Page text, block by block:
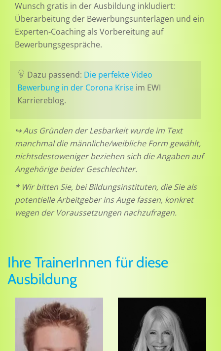
Wunsch gratis in der Ausbildung inkludiert:
Überarbeitung der Bewerbungsunterlagen und ein
Experten-Coaching als Vorbereitung auf
Bewerbungsgespräche.
Dazu passend: Die perfekte Video
Bewerbung in der Corona Krise im EWI
Karriereblog.
↪ Aus Gründen der Lesbarkeit wurde im Text
manchmal die männliche/weibliche Form gewählt,
nichtsdestoweniger beziehen sich die Angaben auf
Angehörige beider Geschlechter.
*Wir bitten Sie, bei Bildungsinstituten, die Sie als
potentielle Arbeitgeber ins Auge fassen, konkret
wegen der Voraussetzungen nachzufragen.
Ihre TrainerInnen für diese
Ausbildung